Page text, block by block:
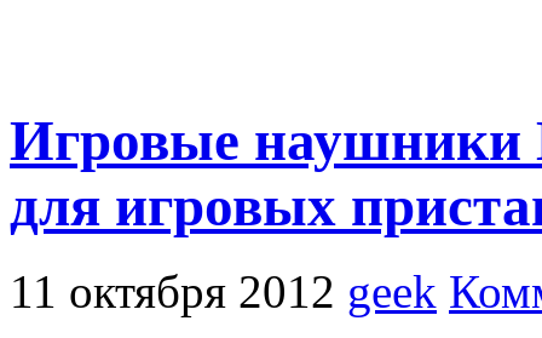
Игровые наушники
для игровых
11 октября 2012 geek